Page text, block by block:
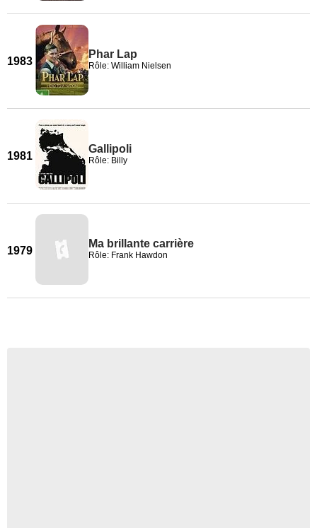
1983
Phar Lap
Rôle: William Nielsen
1981
Gallipoli
Rôle: Billy
1979
Ma brillante carrière
Rôle: Frank Hawdon